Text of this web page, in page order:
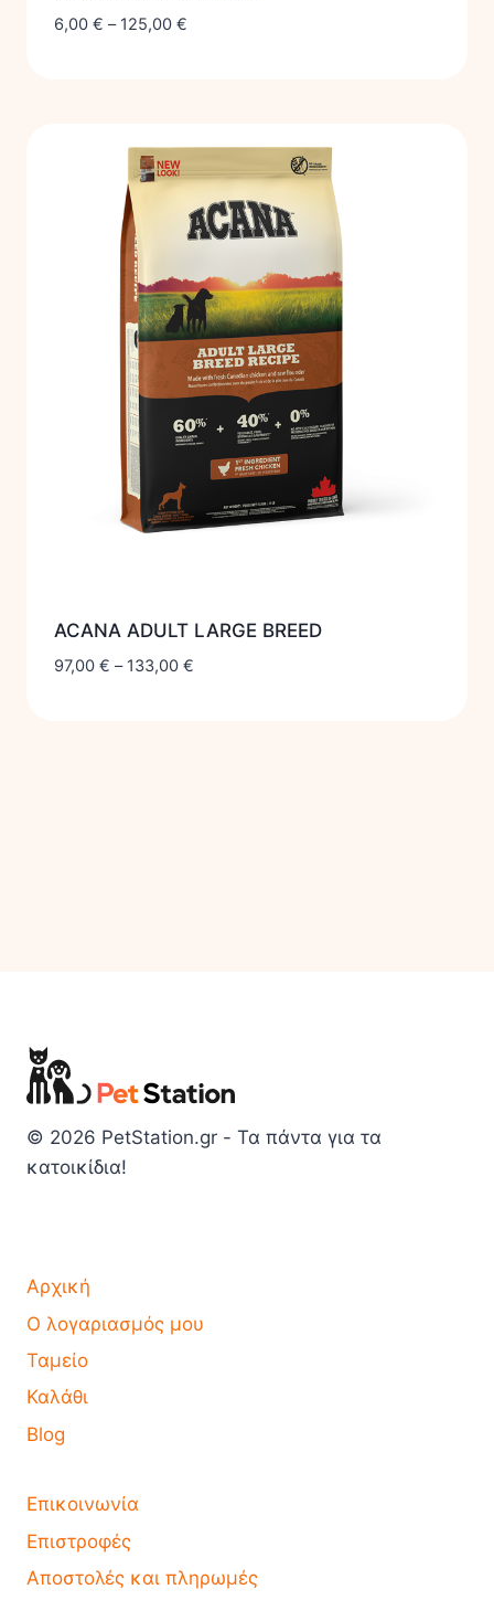
6,00 € – 125,00 €
ACANA ADULT LARGE BREED
97,00 € – 133,00 €
© 2026 PetStation.gr - Τα πάντα για τα
κατοικίδια!
Αρχική
Ο λογαριασμός μου
Ταμείο
Καλάθι
Blog
Επικοινωνία
Επιστροφές
Αποστολές και πληρωμές